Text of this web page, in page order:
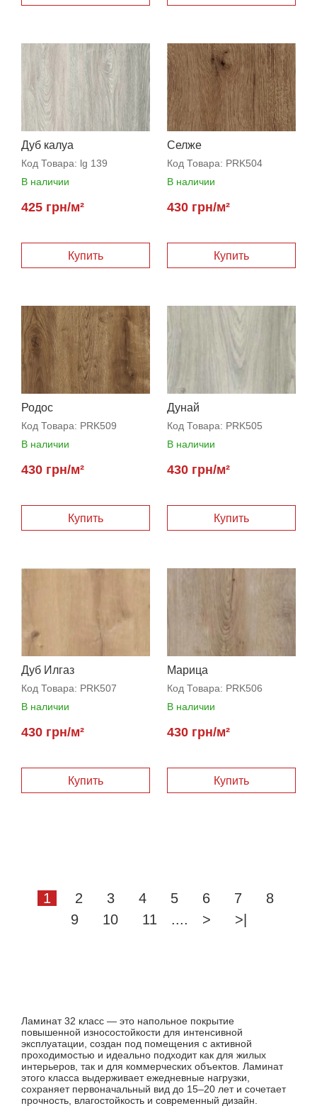
Дуб калуа
Код Товара: lg 139
В наличии
425 грн/м²
Купить
Селже
Код Товара: PRK504
В наличии
430 грн/м²
Купить
Родос
Код Товара: PRK509
В наличии
430 грн/м²
Купить
Дунай
Код Товара: PRK505
В наличии
430 грн/м²
Купить
Дуб Илгаз
Код Товара: PRK507
В наличии
430 грн/м²
Купить
Марица
Код Товара: PRK506
В наличии
430 грн/м²
Купить
1 2 3 4 5 6 7
8
9
10 11 .... > >|
Ламинат 32 класс — это напольное покрытие
повышенной износостойкости для интенсивной
эксплуатации, создан под помещения с активной
проходимостью и идеально подходит как для жилых
интерьеров, так и для коммерческих объектов. Ламинат
этого класса выдерживает ежедневные нагрузки,
сохраняет первоначальный вид до 15–20 лет и сочетает
прочность, влагостойкость и современный дизайн.